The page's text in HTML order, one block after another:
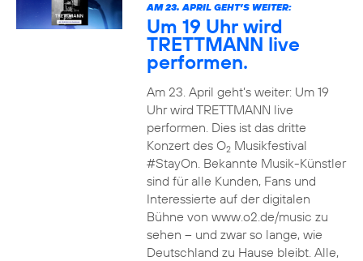
AM 23. APRIL GEHT’S WEITER:
Um 19 Uhr wird
TRETTMANN live
performen.
Am 23. April geht’s weiter: Um 19
Uhr wird TRETTMANN live
performen. Dies ist das dritte
Konzert des O2Musikfestival
#StayOn. Bekannte Musik-Künstler
sind für alle Kunden, Fans und
Interessierte auf der digitalen
Bühne von www.o2.de/music zu
sehen – und zwar so lange, wie
Deutschland zu Hause bleibt. Alle,